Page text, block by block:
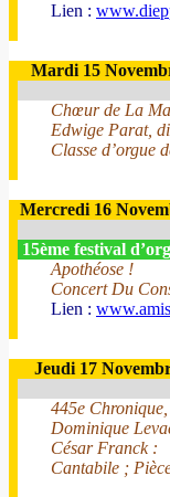
Lien :
Mardi 15
Chœur de La
Edwige Parat,
Classe d’orgue
Mercredi 16
15ème festival
Apothéose !
Concert Du
Lien :
Jeudi 17
445e Chronique,
Dominique
César Franck :
Cantabile ;